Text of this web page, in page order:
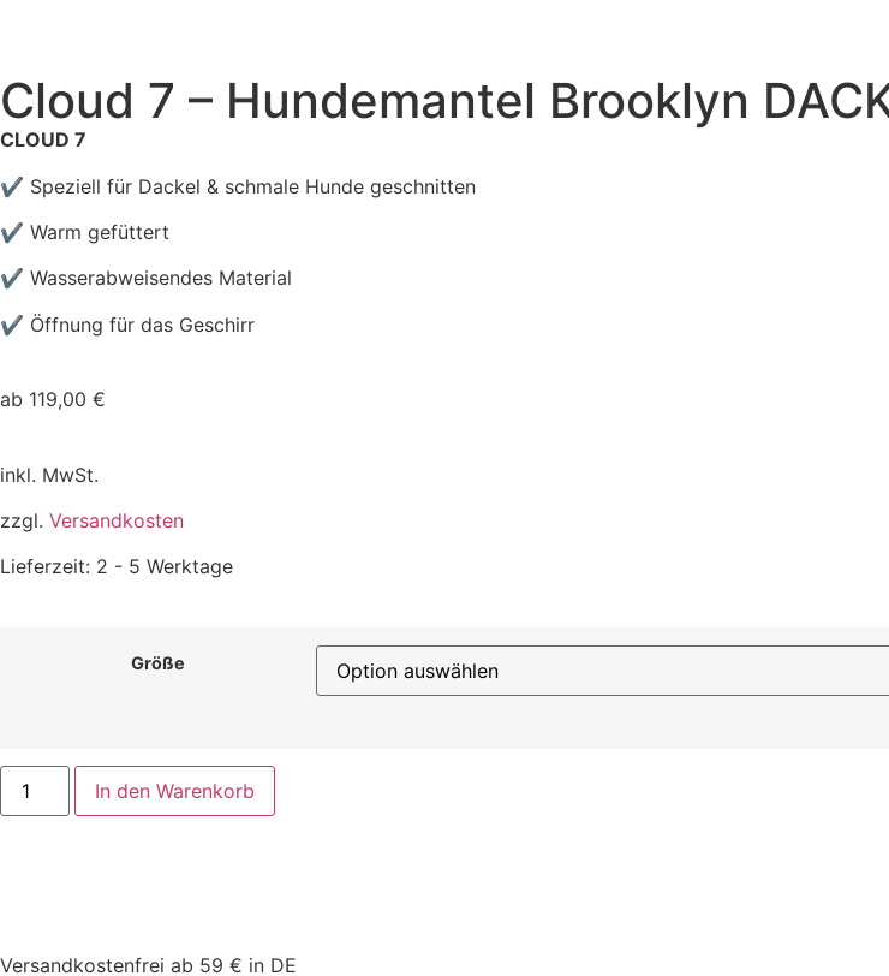
Cloud 7 – Hundemantel Brooklyn
CLOUD 7
✔ Speziell für Dackel & schmale Hunde geschnitten
✔ Warm gefüttert
✔ Wasserabweisendes Material
✔ Öffnung für das Geschirr
ab 119,00 €
inkl. MwSt.
zzgl. Versandkosten
Lieferzeit: 2 - 5 Werktage
Größe
In den Warenkorb
Versandkostenfrei ab 59 € in DE